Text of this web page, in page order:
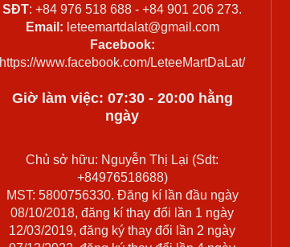
SĐT: +84 976 518 688 - +84 901 206 273.
Email: leteemartdalat@gmail.com
Facebook:
https://www.facebook.com/LeteeMartDaLat/
Giờ làm việc: 07:30 - 20:00 hằng
ngày
Chủ sở hữu: Nguyễn Thị Lại (Sdt:
+84976518688)
MST: 5800756330. Đăng kí lần đầu ngày
08/10/2018, đăng kí thay đổi lần 1 ngày
12/03/2019, đăng ký thay đổi lần 2 ngày